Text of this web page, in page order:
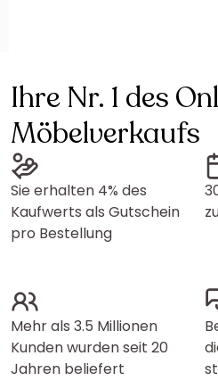
Ihre Nr. 1 des
Möbelverkaufs
Sie erhalten 4% des
Kaufwerts als Gutschein
pro Bestellung
Mehr als 3.5 Millionen
Kunden wurden seit 20
Jahren beliefert